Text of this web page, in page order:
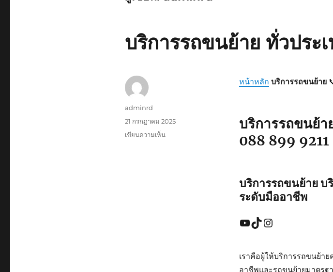
บริการรถขนย้าย ทั่วประ
หน้าหลัก บริการรถขนย้าย
บริการรถขนย้า
088 899 9211
บริการรถขนย้ายบ
ระดับมืออาชีพ
YouTube
TikTok
Instagram
เราคือผู้ให้บริการรถขนย้า
อาชีพและรถขนย้ายมาตรฐ
ผู้
adminrd
เขียน
เมื่อ
21 กรกฎาคม 2025
เขียนความเห็นบน